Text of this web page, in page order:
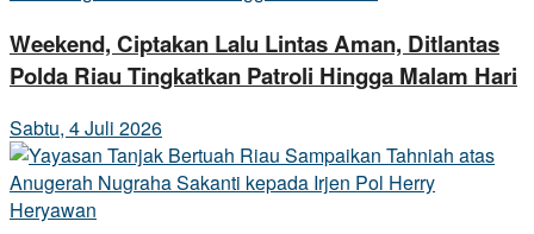
Weekend, Ciptakan Lalu Lintas Aman, Ditlantas
Polda Riau Tingkatkan Patroli Hingga Malam Hari
Sabtu, 4 Juli 2026